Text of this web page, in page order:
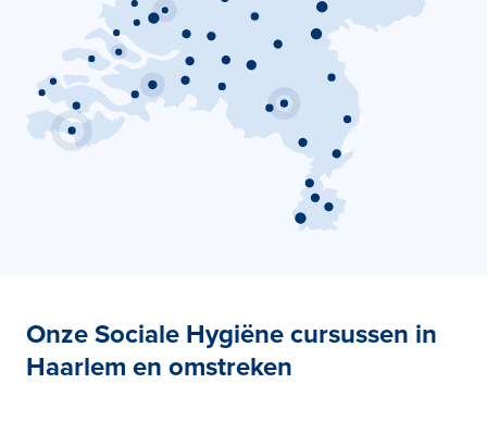
Onze Sociale Hygiëne cursussen in
Haarlem en omstreken